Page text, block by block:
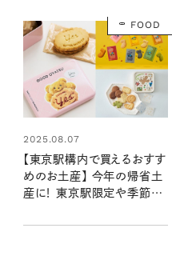
FOOD
2025.08.07
【東京駅構内で買えるおすす
めのお土産】 今年の帰省土
産に！ 東京駅限定や季節・
もあるかわいくておいしい最